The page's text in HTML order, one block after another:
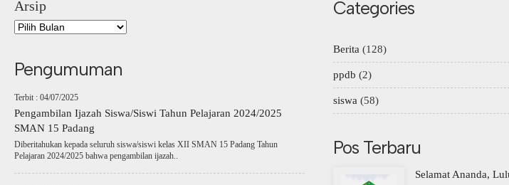
Arsip
Pengumuman
Terbit : 04/07/2025
Pengambilan Ijazah Siswa/Siswi Tahun Pelajaran 2024/2025
SMAN 15 Padang
Diberitahukan kepada seluruh siswa/siswi kelas XII SMAN 15 Padang Tahun
Pelajaran 2024/2025 bahwa pengambilan ijazah..
Categories
Berita (128)
ppdb (2)
siswa (58)
Pos Terbaru
Selamat Ananda,